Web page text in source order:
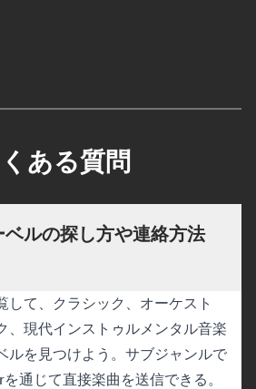
ある質問
ルの探し方や連絡方法
して、クラシック、オーケスト
、現代インストゥルメンタル音楽
ルを見つけよう。サブジャンルで
通じて直接楽曲を送信できる。